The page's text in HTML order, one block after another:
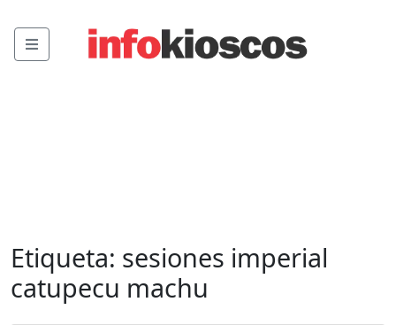
Menu
Etiqueta: sesiones imperial
catupecu machu